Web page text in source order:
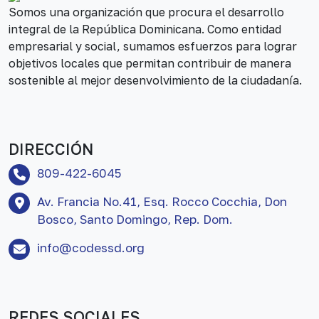
Somos una organización que procura el desarrollo
integral de la República Dominicana. Como entidad
empresarial y social, sumamos esfuerzos para lograr
objetivos locales que permitan contribuir de manera
sostenible al mejor desenvolvimiento de la ciudadanía.
DIRECCIÓN
809-422-6045
Av. Francia No.41, Esq. Rocco Cocchia, Don
Bosco, Santo Domingo, Rep. Dom.
info@codessd.org